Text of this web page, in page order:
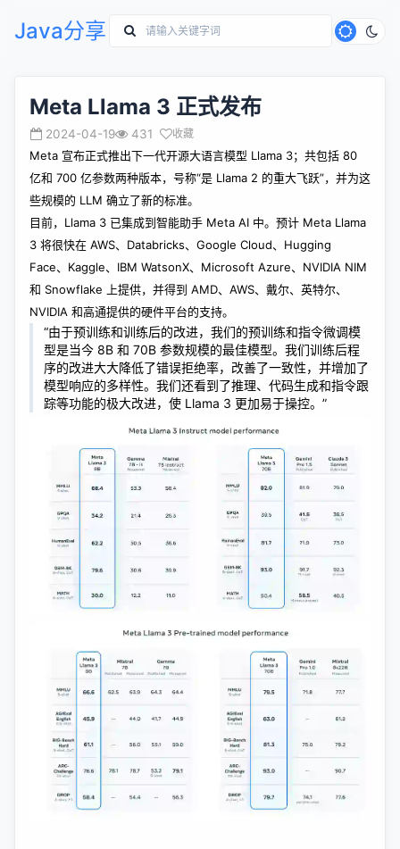
Java分享
Meta Llama 3 正式发布
2024-04-19 431 收藏
Meta 宣布正式推出下一代开源大语言模型 Llama 3；共包括 80
亿和 700 亿参数两种版本，号称“是 Llama 2 的重大飞跃”，并为这
些规模的 LLM 确立了新的标准。
目前，Llama 3 已集成到智能助手 Meta AI 中。预计 Meta Llama
3 将很快在 AWS、Databricks、Google Cloud、Hugging
Face、Kaggle、IBM WatsonX、Microsoft Azure、NVIDIA NIM
和 Snowflake 上提供，并得到 AMD、AWS、戴尔、英特尔、
NVIDIA 和高通提供的硬件平台的支持。
“由于预训练和训练后的改进，我们的预训练和指令微调模
型是当今 8B 和 70B 参数规模的最佳模型。我们训练后程
序的改进大大降低了错误拒绝率，改善了一致性，并增加了
模型响应的多样性。我们还看到了推理、代码生成和指令跟
踪等功能的极大改进，使 Llama 3 更加易于操控。”